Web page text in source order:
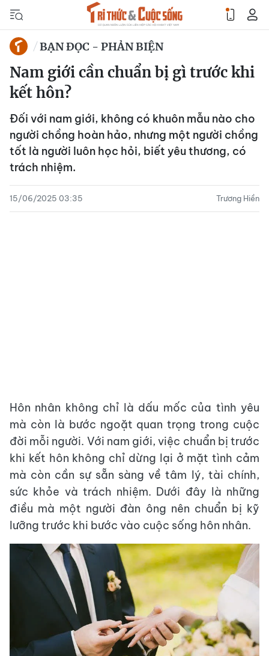
BẠN ĐỌC - PHẢN BIỆN
Nam giới cần chuẩn bị gì trước khi
kết hôn?
Đối với nam giới, không có khuôn mẫu nào cho
người chồng hoàn hảo, nhưng một người chồng
tốt là người luôn học hỏi, biết yêu thương, có
trách nhiệm.
15/06/2025 03:35 Trương Hiền
Hôn nhân không chỉ là dấu mốc của tình yêu
mà còn là bước ngoặt quan trọng trong cuộc
đời mỗi người. Với nam giới, việc chuẩn bị trước
khi kết hôn không chỉ dừng lại ở mặt tình cảm
mà còn cần sự sẵn sàng về tâm lý, tài chính,
sức khỏe và trách nhiệm. Dưới đây là những
điều mà một người đàn ông nên chuẩn bị kỹ
lưỡng trước khi bước vào cuộc sống hôn nhân.